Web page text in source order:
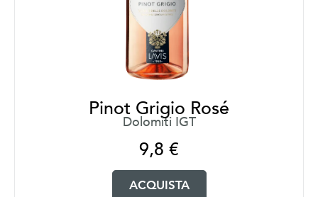
Pinot Grigio Rosé
Dolomiti IGT
9,8 €
ACQUISTA